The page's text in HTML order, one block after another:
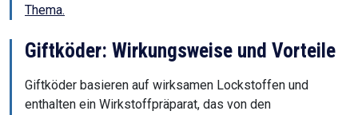
Thema.
Giftköder: Wirkungsweise und Vorteile
Giftköder basieren auf wirksamen Lockstoffen und
enthalten ein Wirkstoffpräparat, das von den